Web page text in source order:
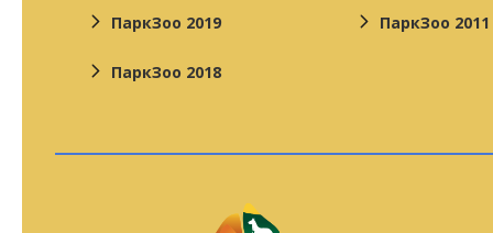
ПаркЗоо 2019
ПаркЗоо 2018
ПаркЗоо 2011